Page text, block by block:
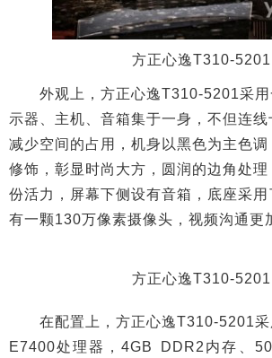
方正心逸T310-5201
外观上，方正心逸T310-5201采
示器、主机、音箱集于一身，不但连
减少空间的占用，机身以黑色为主色
修饰，彰显时尚大方，圆润的边角处
份活力，屏幕下侧设有音箱，底座采
有一颗130万像素摄像头，视频沟通更
方正心逸T310-5201
在配置上，方正心逸T310-5201采
E7400处理器，4GB DDR2内存、